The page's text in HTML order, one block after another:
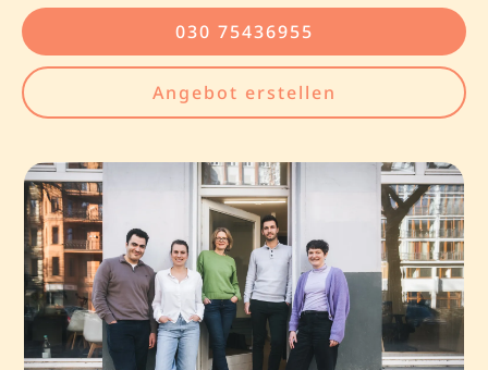
030 75436955
Angebot erstellen